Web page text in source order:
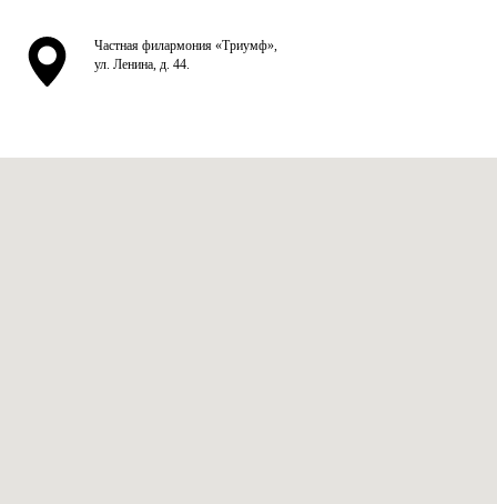
Частная филармония «Триумф»,
ул. Ленина, д. 44.